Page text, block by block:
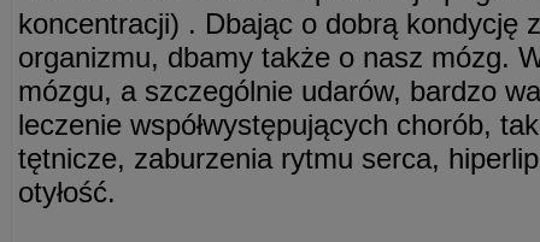
koncentracji) . Dbając o dobrą kondycję
organizmu, dbamy także o nasz mózg.
mózgu, a szczególnie udarów, bardzo
leczenie współwystępujących chorób,
tętnicze, zaburzenia rytmu serca,
otyłość.